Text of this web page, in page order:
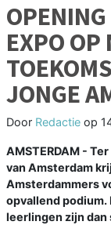
EXPO
JONGE
Door Redactie op
AMSTERDAM -
van Amsterdam
Amsterdammers
opvallend
leerlingen zijn dan